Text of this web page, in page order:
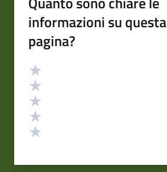
informazioni su questa
pagina?
Valutazione